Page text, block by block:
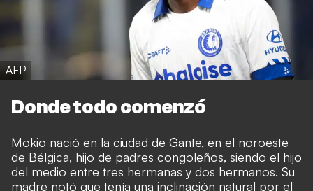
AFP
Donde todo comenzó
Mokio nació en la ciudad de Gante, en el noroeste
de Bélgica, hijo de padres congoleños, siendo el hijo
del medio entre tres hermanas y dos hermanos. Su
madre notó que tenía una inclinación natural por el